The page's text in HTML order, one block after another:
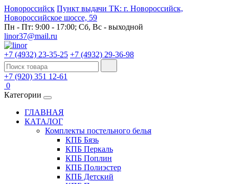
Новороссийск Пункт выдачи ТК: г. Новороссийск,
Новороссийское шоссе, 59
Пн - Пт: 9:00 - 17:00; Сб, Вс - выходной
linor37@mail.ru
+7 (4932) 23-35-25 +7 (4932) 29-36-98
+7 (920) 351 12-61
0
Категории
ГЛАВНАЯ
КАТАЛОГ
Комплекты постельного белья
КПБ Бязь
КПБ Перкаль
КПБ Поплин
КПБ Полиэстер
КПБ Детский